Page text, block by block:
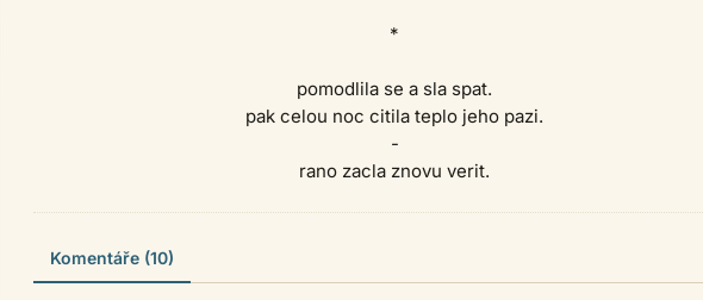
*
pomodlila se a sla spat.
pak celou noc citila teplo jeho pazi.
-
rano zacla znovu verit.
Komentáře (10)